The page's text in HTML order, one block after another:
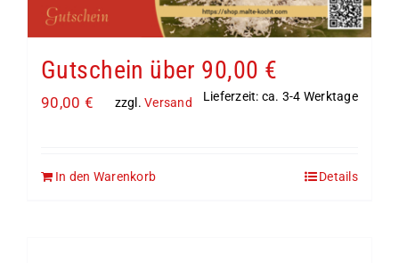
Gutschein über 90,00 €
90,00 € zzgl.Versand Lieferzeit: ca. 3-4 Werktage
In den Warenkorb Details